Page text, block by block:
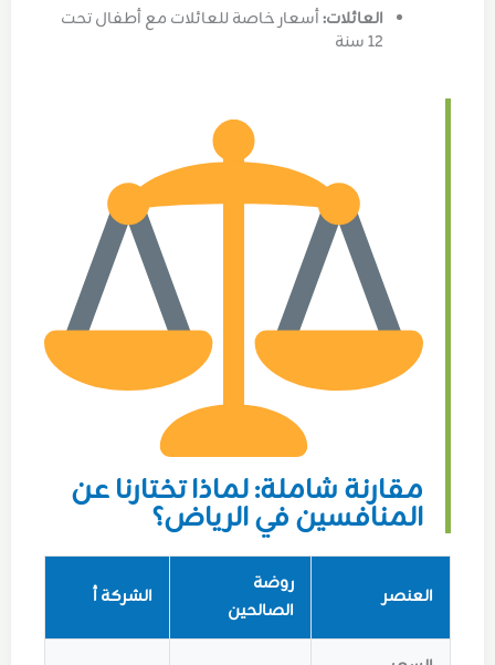
العائلات:أسعار خاصة للعائلات مع أطفال تحت
12 سنة
مقارنة شاملة: لماذا تختارنا عن
المنافسين في الرياض؟
العنصر
روضة
الصالحين
الشركة أ